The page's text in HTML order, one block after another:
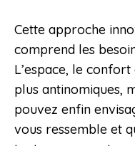
Cette approche
comprend les
L’espace, le
plus antinomiques,
pouvez enfin
vous ressemble et